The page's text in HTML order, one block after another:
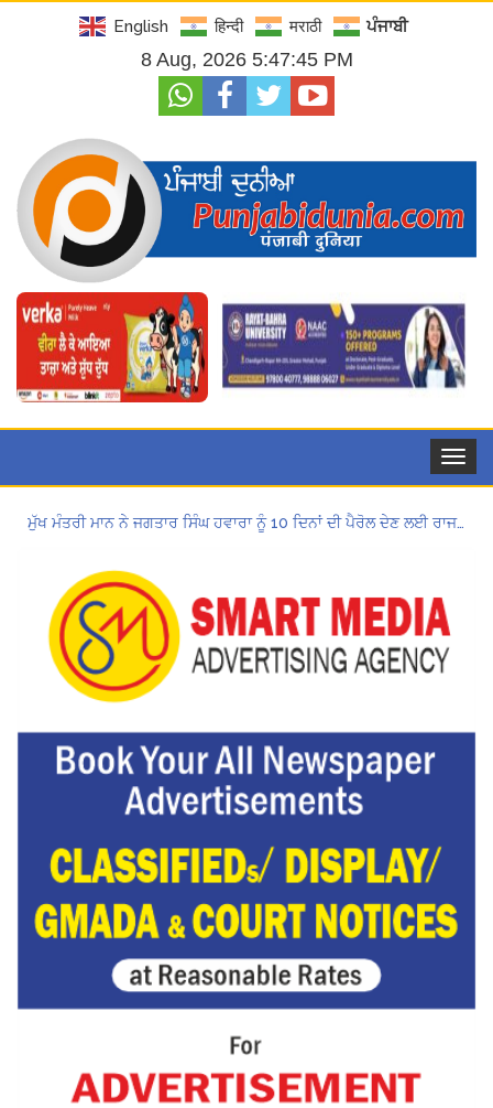
English हिन्दी मराठी ਪੰਜਾਬੀ
8 Aug, 2026 5:47:46 PM
Toggle
ਮੁੱਖ ਮੰਤਰੀ ਮਾਨ ਨੇ ਜਗਤਾਰ ਸਿੰਘ ਹਵਾਰਾ ਨੂੰ 10 ਦਿਨਾਂ ਦੀ ਪੈਰੋਲ ਦੇਣ ਲਈ ਰਾਜਪਾਲ ਨੂੰ ਲਿਖਿਆ ਪੱਤਰ
Hukamnama Sri Darbar Sahib, Amritsar – Punjabi Dunia
CM ਮਾਨ ਨੇ 866 ਨੌਜਵਾਨਾਂ ਨੂੰ ਸਰਕਾਰੀ ਨੌਕਰੀਆਂ ਦੇ ਨਿਯੁਕਤੀ ਪੱਤਰ ਸੌਂਪੇ